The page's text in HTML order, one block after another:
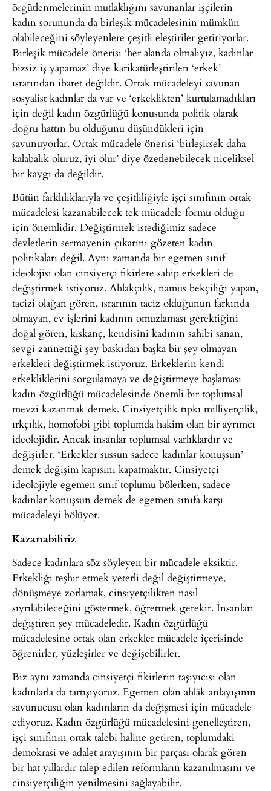
örgütlenmelerinin mutlaklığını savunanlar işçilerin
kadın sorununda da birleşik mücadelesinin mümkün
olabileceğini söyleyenlere çeşitli eleştiriler getiriyorlar.
Birleşik mücadele önerisi ‘her alanda olmalıyız, kadınlar
bizsiz iş yapamaz’ diye karikatürleştirilen ‘erkek’
ısrarından ibaret değildir. Ortak mücadeleyi savunan
sosyalist kadınlar da var ve ‘erkeklikten’ kurtulamadıkları
için değil kadın özgürlüğü konusunda politik olarak
doğru hattın bu olduğunu düşündükleri için
savunuyorlar. Ortak mücadele önerisi ‘birleşirsek daha
kalabalık oluruz, iyi olur’ diye özetlenebilecek niceliksel
bir kaygı da değildir.
Bütün farklılıklarıyla ve çeşitliliğiyle işçi sınıfının ortak
mücadelesi kazanabilecek tek mücadele formu olduğu
için önemlidir. Değiştirmek istediğimiz sadece
devletlerin sermayenin çıkarını gözeten kadın
politikaları değil. Aynı zamanda bir egemen sınıf
ideolojisi olan cinsiyetçi fikirlere sahip erkekleri de
değiştirmek istiyoruz. Ahlakçılık, namus bekçiliği yapan,
tacizi olağan gören, ısrarının taciz olduğunun farkında
olmayan, ev işlerini kadının omuzlaması gerektiğini
doğal gören, kıskanç, kendisini kadının sahibi sanan,
sevgi zannettiği şey baskıdan başka bir şey olmayan
erkekleri değiştirmek istiyoruz. Erkeklerin kendi
erkekliklerini sorgulamaya ve değiştirmeye başlaması
kadın özgürlüğü mücadelesinde önemli bir toplumsal
mevzi kazanmak demek. Cinsiyetçilik tıpkı milliyetçilik,
ırkçılık, homofobi gibi toplumda hakim olan bir ayrımcı
ideolojidir. Ancak insanlar toplumsal varlıklardır ve
değişirler. ‘Erkekler sussun sadece kadınlar konuşsun’
demek değişim kapısını kapatmaktır. Cinsiyetçi
ideolojiyle egemen sınıf toplumu bölerken, sadece
kadınlar konuşsun demek de egemen sınıfa karşı
mücadeleyi bölüyor.
Kazanabiliriz
Sadece kadınlara söz söyleyen bir mücadele eksiktir.
Erkekliği teşhir etmek yeterli değil değiştirmeye,
dönüşmeye zorlamak, cinsiyetçilikten nasıl
sıyrılabileceğini göstermek, öğretmek gerekir. İnsanları
değiştiren şey mücadeledir. Kadın özgürlüğü
mücadelesine ortak olan erkekler mücadele içerisinde
öğrenirler, yüzleşirler ve değişebilirler.
Biz aynı zamanda cinsiyetçi fikirlerin taşıyıcısı olan
kadınlarla da tartışıyoruz. Egemen olan ahlâk anlayışının
savunucusu olan kadınların da değişmesi için mücadele
ediyoruz. Kadın özgürlüğü mücadelesini genelleştiren,
işçi sınıfının ortak talebi haline getiren, toplumdaki
demokrasi ve adalet arayışının bir parçası olarak gören
bir hat yıllardır talep edilen reformların kazanılmasını ve
cinsiyetçiliğin yenilmesini sağlayabilir.